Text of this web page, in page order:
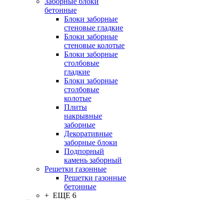
бетонные
Блоки заборные
стеновые гладкие
Блоки заборные
стеновые колотые
Блоки заборные
столбовые
гладкие
Блоки заборные
столбовые
колотые
Плиты
накрывные
заборные
Декоративные
заборные блоки
Подпорный
камень заборный
Решетки газонные
Решетки газонные
бетонные
+ ЕЩЕ 6